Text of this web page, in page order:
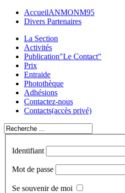
AccueilANMONM95
Divers Partenaires
La Section
Activités
Publication"Le Contact"
Prix
Entraide
Photothèque
Adhésions
Contactez-nous
Contacts(accès privé)
Identifiant
Mot de passe
Se souvenir de moi